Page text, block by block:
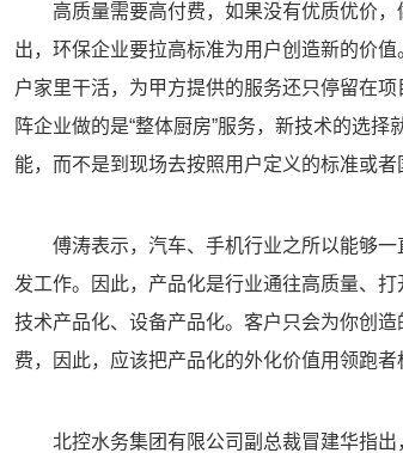
高质量需要高付费，如果没有优质优价
出，环保企业要拉高标准为用户创造新的价
户家里干活，为甲方提供的服务还只停留在
阵企业做的是“整体厨房”服务，新技术的选
能，而不是到现场去按照用户定义的标准或者
傅涛表示，汽车、手机行业之所以能够
发工作。因此，产品化是行业通往高质量、
技术产品化、设备产品化。客户只会为你创
费，因此，应该把产品化的外化价值用领跑
北控水务集团有限公司副总裁冒建华指